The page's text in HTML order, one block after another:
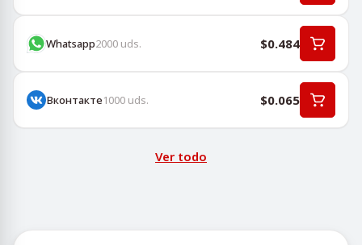
Whatsapp2000 uds. $0.484
Вконтакте1000 uds. $0.065
Ver todo